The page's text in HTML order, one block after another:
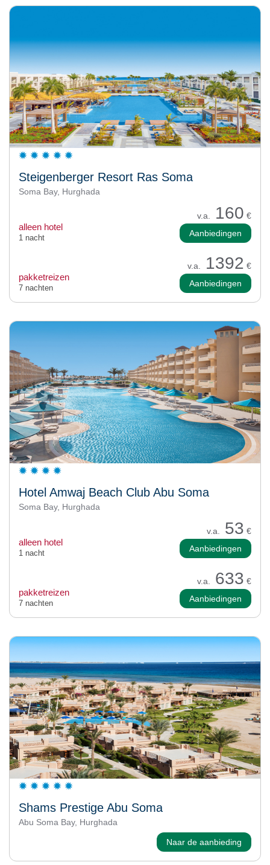
Steigenberger Resort Ras Soma
Soma Bay, Hurghada
v.a. 160 €
alleen hotel
1 nacht Aanbiedingen
v.a. 1392 €
pakketreizen
7 nachten Aanbiedingen
Hotel Amwaj Beach Club Abu Soma
Soma Bay, Hurghada
v.a. 53 €
alleen hotel
1 nacht Aanbiedingen
v.a. 633 €
pakketreizen
7 nachten Aanbiedingen
Shams Prestige Abu Soma
Abu Soma Bay, Hurghada
Naar de aanbieding